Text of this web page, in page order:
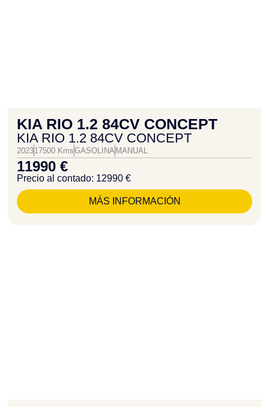
KIA RIO 1.2 84CV CONCEPT
KIA RIO 1.2 84CV CONCEPT
202317500 KmsGASOLINA MANUAL
11990 €
Precio al contado: 12990 €
MÁS INFORMACIÓN